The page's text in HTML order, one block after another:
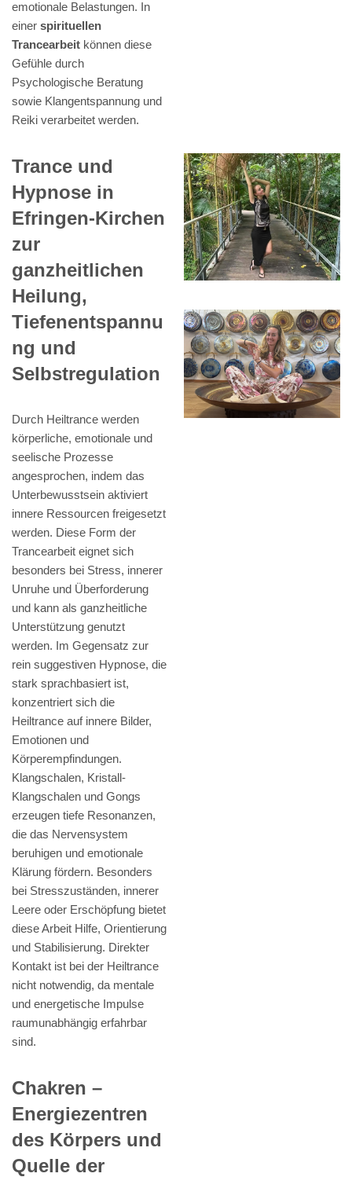
emotionale Belastungen. In
einer spirituellen
Trancearbeit können diese
Gefühle durch
Psychologische Beratung
sowie Klangentspannung und
Reiki verarbeitet werden.
Trance und
Hypnose in
Efringen-Kirchen
zur
ganzheitlichen
Heilung,
Tiefenentspannu
ng und
Selbstregulation
Durch Heiltrance werden
körperliche, emotionale und
seelische Prozesse
angesprochen, indem das
Unterbewusstsein aktiviert
innere Ressourcen freigesetzt
werden. Diese Form der
Trancearbeit eignet sich
besonders bei Stress, innerer
Unruhe und Überforderung
und kann als ganzheitliche
Unterstützung genutzt
werden. Im Gegensatz zur
rein suggestiven Hypnose, die
stark sprachbasiert ist,
konzentriert sich die
Heiltrance auf innere Bilder,
Emotionen und
Körperempfindungen.
Klangschalen, Kristall-
Klangschalen und Gongs
erzeugen tiefe Resonanzen,
die das Nervensystem
beruhigen und emotionale
Klärung fördern. Besonders
bei Stresszuständen, innerer
Leere oder Erschöpfung bietet
diese Arbeit Hilfe, Orientierung
und Stabilisierung. Direkter
Kontakt ist bei der Heiltrance
nicht notwendig, da mentale
und energetische Impulse
raumunabhängig erfahrbar
sind.
Chakren –
Energiezentren
des Körpers und
Quelle der